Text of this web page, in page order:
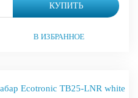
КУПИТЬ
В ИЗБРАННОЕ